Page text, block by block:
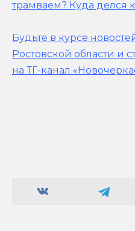
трамваем? Куда делся
Будьте в курсе
Ростовской области и
на ТГ-канал